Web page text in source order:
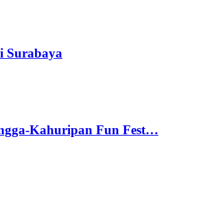
Surabaya
Kahuripan Fun Fest…